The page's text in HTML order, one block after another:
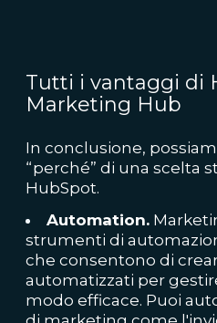
Tutti i vantaggi di
Marketing Hub
In conclusione,
“perché” di una scelta
HubSpot.
Automation.
strumenti di
che consentono di
automatizzati per
modo efficace. Puoi